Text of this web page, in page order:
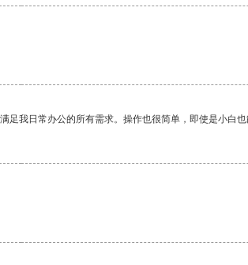
足我日常办公的所有需求。操作也很简单，即使是小白